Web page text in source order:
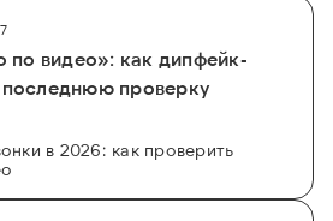
по видео»: как дипфейк-
проверку
в 2026: как проверить